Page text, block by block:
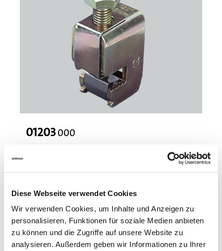
Diese Webseite verwendet Cookies
Wir verwenden Cookies, um Inhalte und Anzeigen zu
personalisieren, Funktionen für soziale Medien anbieten
zu können und die Zugriffe auf unsere Website zu
analysieren. Außerdem geben wir Informationen zu Ihrer
01203000
CRITO
universal conductor terminal
for busbars: flat busbars 10 mm and section busbars